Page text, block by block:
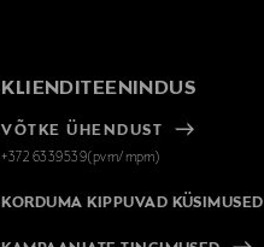
KLIENDITEENINDUS
VÕTKE ÜHENDUST
+372 6339539(pvm/mpm)
KORDUMA KIPPUVAD KÜSIMUSED